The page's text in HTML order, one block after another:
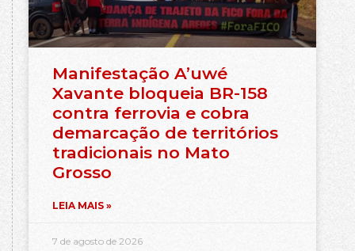
Manifestação A’uwé
Xavante bloqueia BR-158
contra ferrovia e cobra
demarcação de territórios
tradicionais no Mato
Grosso
LEIA MAIS »
7 de agosto de 2026